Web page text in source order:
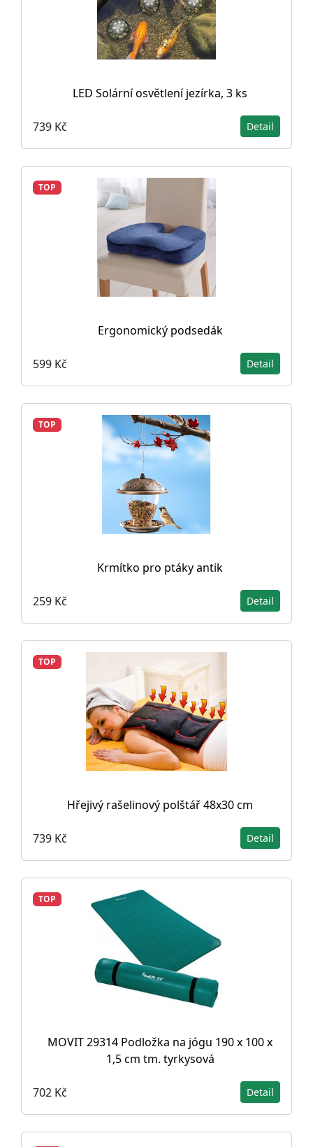
LED Solární osvětlení jezírka, 3 ks
739 Kč Detail
TOP
Ergonomický podsedák
599 Kč Detail
TOP
Krmítko pro ptáky antik
259 Kč Detail
TOP
Hřejivý rašelinový polštář 48x30 cm
739 Kč Detail
TOP
MOVIT 29314 Podložka na jógu 190 x 100 x
1,5 cm tm. tyrkysová
702 Kč Detail